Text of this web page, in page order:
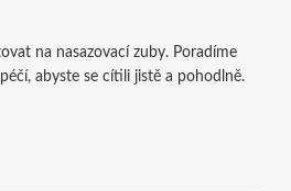
na nasazovací zuby. Poradíme
abyste se cítili jistě a pohodlně.